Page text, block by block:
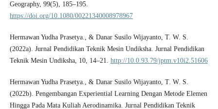
Geography, 99(5), 185–195.
https://doi.org/10.1080/00221340008978967
Hermawan Yudha Prasetya., & Danar Susilo Wijayanto, T. W. S.
(2022a). Jurnal Pendidikan Teknik Mesin Undiksha. Jurnal Pendidikan
Teknik Mesin Undiksha, 10, 14–21. http://10.0.93.79/jptm.v10i2.51606
Hermawan Yudha Prasetya., & Danar Susilo Wijayanto, T. W. S.
(2022b). Pengembangan Experiential Learning Dengan Metode Elemen
Hingga Pada Mata Kuliah Aerodinamika. Jurnal Pendidikan Teknik